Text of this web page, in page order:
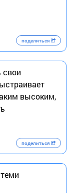
поделиться
свои
высоким,
поделиться